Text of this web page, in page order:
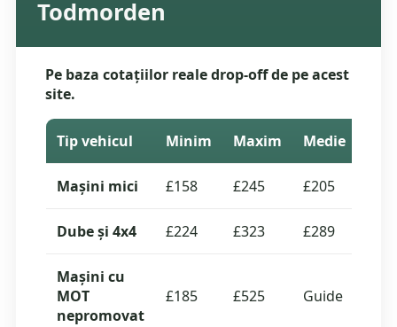
Todmorden
Pe baza cotațiilor reale drop-off de pe acest
site.
Tip vehicul Minim Maxim Medie
Mașini mici £158 £245 £205
Dube și 4x4 £224 £323 £289
Mașini cu
MOT
nepromovat
£185 £525 Guide